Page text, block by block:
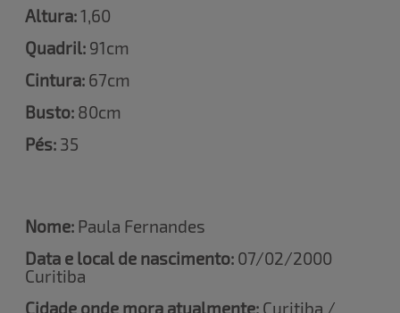
Altura:1,60
Quadril: 91cm
Cintura: 67cm
Busto: 80cm
Pés: 35
Nome: Paula Fernandes
Data e local de nascimento: 07/02/2000
Curitiba
Cidade onde mora atualmente: Curitiba /